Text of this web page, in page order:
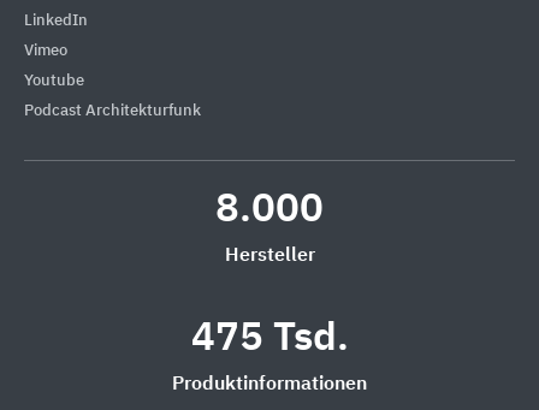
LinkedIn
Vimeo
Youtube
Podcast Architekturfunk
8.000
Hersteller
475 Tsd.
Produktinformationen